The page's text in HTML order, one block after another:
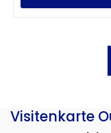
Visitenkarte